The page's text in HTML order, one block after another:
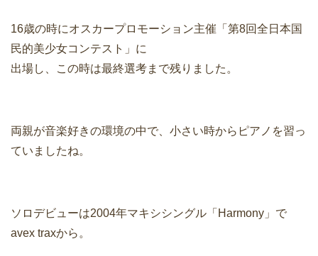
16歳の時にオスカープロモーション主催「第8回全日本国
民的美少女コンテスト」に
出場し、この時は最終選考まで残りました。
両親が音楽好きの環境の中で、小さい時からピアノを習っ
ていましたね。
ソロデビューは2004年マキシシングル「Harmony」で
avex traxから。